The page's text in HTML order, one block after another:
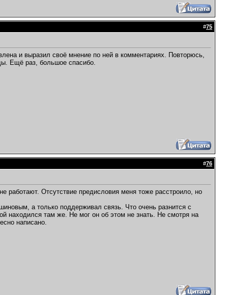
#75
и выразил своё мнение по ней в комментариях. Повторюсь,
Ещё раз, большое спасибо.
#76
работают. Отсутствие предисловия меня тоже расстроило, но
а только поддерживал связь. Что очень разнится с
находился там же. Не мог он об этом не знать. Не смотря на
написано.